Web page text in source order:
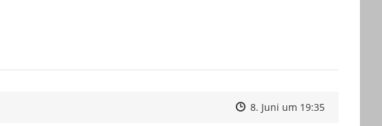
Zeitpunkt des Erstellens
Zeitpunkt des Erstellens
8. Juni um 19:35Zur